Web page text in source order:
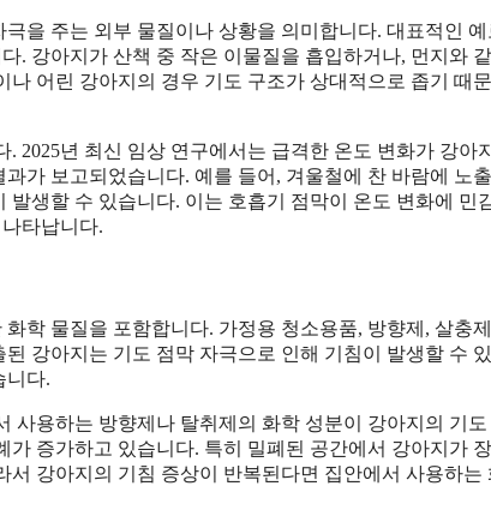
을 주는 외부 물질이나 상황을 의미합니다. 대표적인
. 강아지가 산책 중 작은 이물질을 흡입하거나, 먼지와 같
어린 강아지의 경우 기도 구조가 상대적으로 좁기 때
2025년 최신 임상 연구에서는 급격한 온도 변화가 강아
가 보고되었습니다. 예를 들어, 겨울철에 찬 바람에 노
생할 수 있습니다. 이는 호흡기 점막이 온도 변화에 민
타납니다.
학 물질을 포함합니다. 가정용 청소용품, 방향제, 살충
강아지는 기도 점막 자극으로 인해 기침이 발생할 수
니다.
사용하는 방향제나 탈취제의 화학 성분이 강아지의 기
증가하고 있습니다. 특히 밀폐된 공간에서 강아지가
강아지의 기침 증상이 반복된다면 집안에서 사용하는